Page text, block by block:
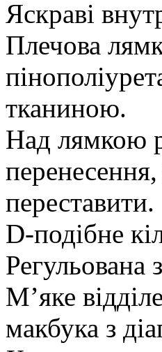
Яскраві
Плечова
тканиною.
Над лямкою
переставити.
D-подібне
Регульована
Мʼяке
макбука з